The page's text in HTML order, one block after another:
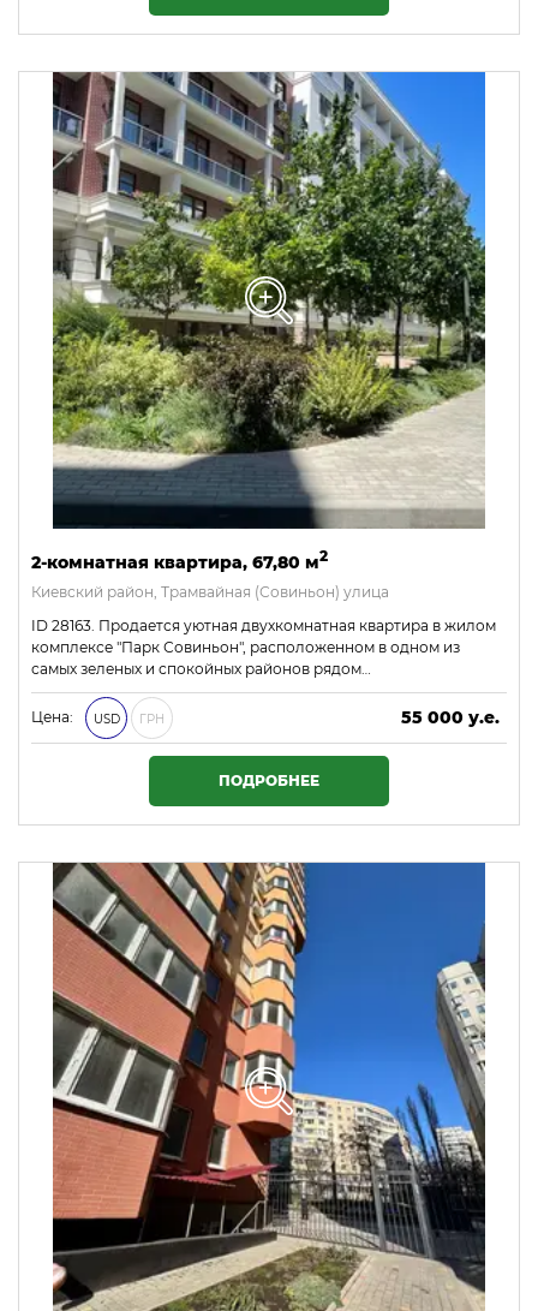
2-комнатная квартира, 67,80 м2
Киевский район, Трамвайная (Совиньон) улица
ID 28163. Продается уютная двухкомнатная квартира в жилом
комплексе "Парк Совиньон", расположенном в одном из
самых зеленых и спокойных районов рядом…
Цена: USD ГРН
55 000 у.е.
2 365 000 ₴
ПОДРОБНЕЕ